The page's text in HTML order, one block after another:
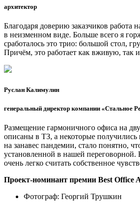
архитектор
Благодаря доверию заказчиков
в неизменном виде. Больше всего я
сработалось это трио: большой стол,
Причём, это работает как вживую, так
Руслан Калимулин
генеральный директор компании «Стальное
Размещение гармоничного офиса на
описаны в ТЗ, а некоторые
на занавес пандемии, стало понятно,
установленной в нашей переговорной.
очень легко считать собственное
Проект-номинант премии Best Office
Фотограф: Георгий Трушкин